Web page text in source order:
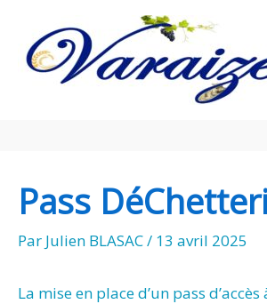
Pass
Par Julien BLASAC/ 13 avril 2025
La mise en place d’un pass